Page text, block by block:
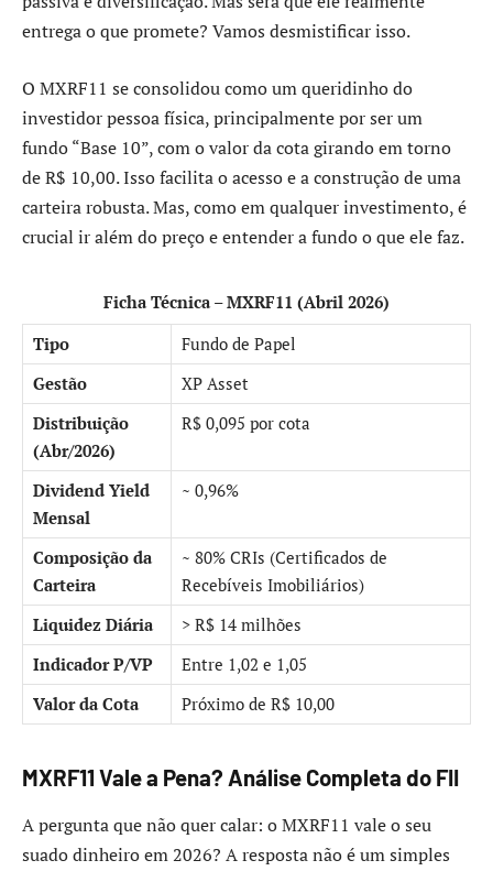
entrega o que promete? Vamos desmistificar isso.
O MXRF11 se consolidou como um queridinho do
investidor pessoa física, principalmente por ser um
fundo “Base 10”, com o valor da cota girando em torno
de R$ 10,00. Isso facilita o acesso e a construção de uma
carteira robusta. Mas, como em qualquer investimento, é
crucial ir além do preço e entender a fundo o que ele faz.
Ficha Técnica – MXRF11 (Abril 2026)
Tipo
Fundo de Papel
Gestão
XP Asset
Distribuição
(Abr/2026)
R$ 0,095 por cota
Dividend Yield
Mensal
~ 0,96%
Composição da
Carteira
~ 80% CRIs (Certificados de
Recebíveis Imobiliários)
Liquidez Diária
> R$ 14 milhões
Indicador P/VP
Entre 1,02 e 1,05
Valor da Cota
Próximo de R$ 10,00
MXRF11 Vale a Pena? Análise Completa do FII
A pergunta que não quer calar: o MXRF11 vale o seu
suado dinheiro em 2026? A resposta não é um simples